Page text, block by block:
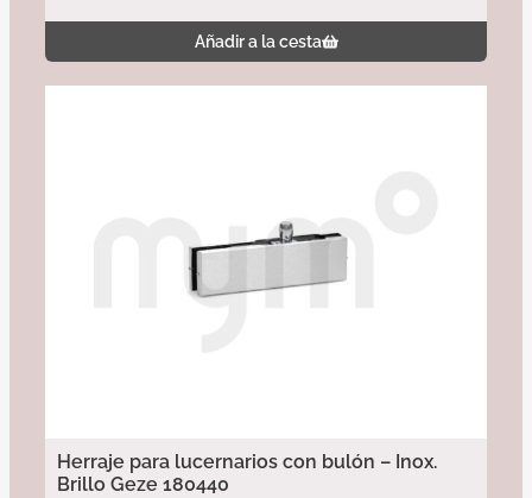
Añadir a la cesta
Herraje para lucernarios con bulón – Inox.
Brillo Geze 180440